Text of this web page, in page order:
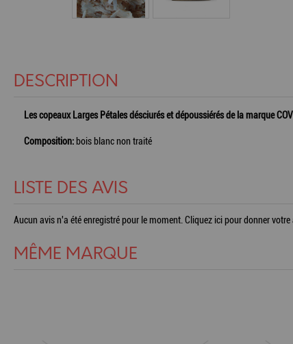
DESCRIPTION
Les copeaux Larges Pétales désciurés et dépoussiérés de la marque
Composition: bois blanc non traité
LISTE DES AVIS
Aucun avis n'a été enregistré pour le moment. Cliquez ici pour donner votre
MÊME MARQUE